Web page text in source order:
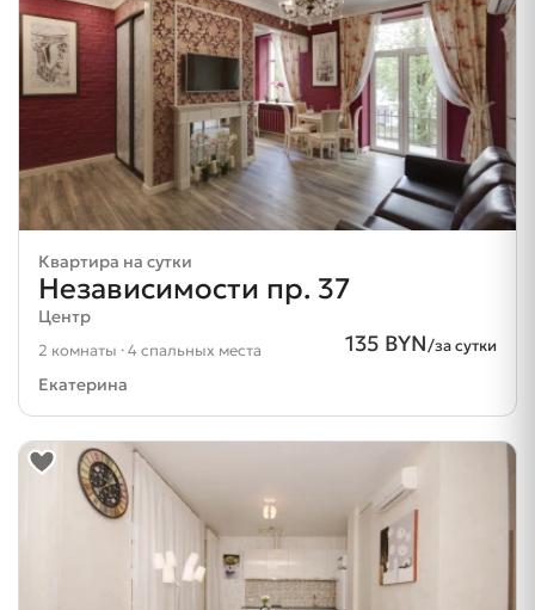
Квартира на сутки
Независимости пр. 37
Центр
135 BYN/за сутки
2 комнаты · 4 спальных места
Екатерина